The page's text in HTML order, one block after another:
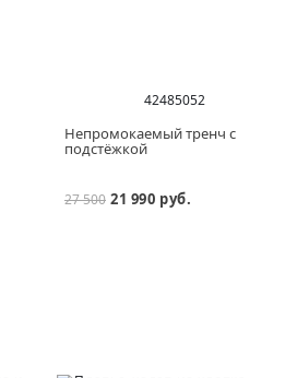
42485052
Непромокаемый тренч с
подстёжкой
27 500 21 990 руб.